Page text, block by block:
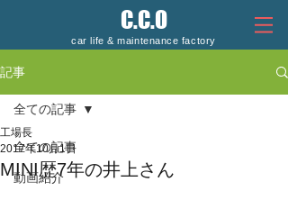
C.C.O
car life & maintenance factory
記事
全ての記事
動画紹介
全ての記事
MINI歴7年の井上さん
工場長
2017年10月1日